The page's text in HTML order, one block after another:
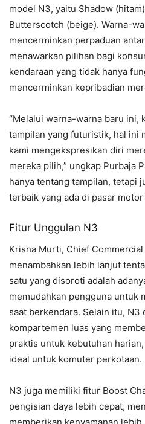
model N3, yaitu Shadow
Butterscotch (beige). Warna-
mencerminkan perpaduan
menawarkan pilihan bagi
kendaraan yang tidak hanya
mencerminkan kepribadian
“Melalui warna-warna baru ini,
tampilan yang futuristik, hal ini
kami mengekspresikan diri
mereka pilih,” ungkap Purbaja
hanya tentang tampilan, tetapi
terbaik yang ada di pasar motor
Fitur Unggulan N3
Krisna Murti, Chief Commercial
menambahkan lebih lanjut
satu yang disoroti adalah
memudahkan pengguna untuk
saat berkendara. Selain itu, N3
kompartemen luas yang
praktis untuk kebutuhan
ideal untuk komuter perkotaan.
N3 juga memiliki fitur Boost
pengisian daya lebih cepat,